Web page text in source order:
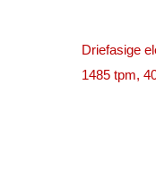
Driefasige
1485 tpm,